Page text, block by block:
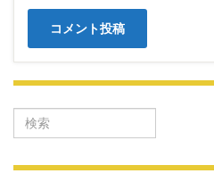
Search for: